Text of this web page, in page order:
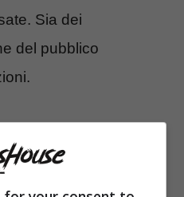
Sia dei
del pubblico